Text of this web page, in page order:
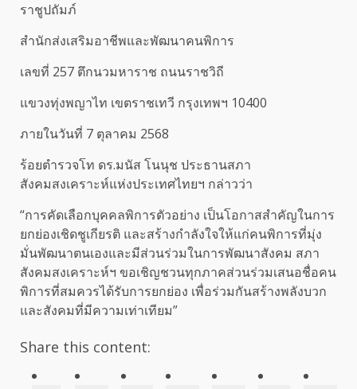
ราชูปถัมภ์
สำนักส่งเสริมอาชีพและพัฒนาคนพิการ
เลขที่ 257 ตึกนวมหาราช ถนนราชวิถี
แขวงทุ่งพญาไท เขตราชเทวี กรุงเทพฯ 10400
ภายในวันที่ 7 ตุลาคม 2568
ร้อยตำรวจโท ดร.มนัส โนนุช ประธานสภา
สังคมสงเคราะห์แห่งประเทศไทยฯ กล่าวว่า
“การคัดเลือกบุคคลพิการตัวอย่าง เป็นโอกาสสำคัญในการ
ยกย่องเชิดชูเกียรติ และสร้างกำลังใจให้แก่คนพิการที่มุ่ง
มั่นพัฒนาตนเองและมีส่วนร่วมในการพัฒนาสังคม สภา
สังคมสงเคราะห์ฯ ขอเชิญชวนทุกภาคส่วนร่วมเสนอชื่อคน
พิการที่สมควรได้รับการยกย่อง เพื่อร่วมกันสร้างพลังบวก
และสังคมที่มีความเท่าเทียม”
Share this content: